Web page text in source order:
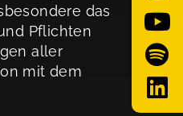
das
Pflichten
aller
mit dem